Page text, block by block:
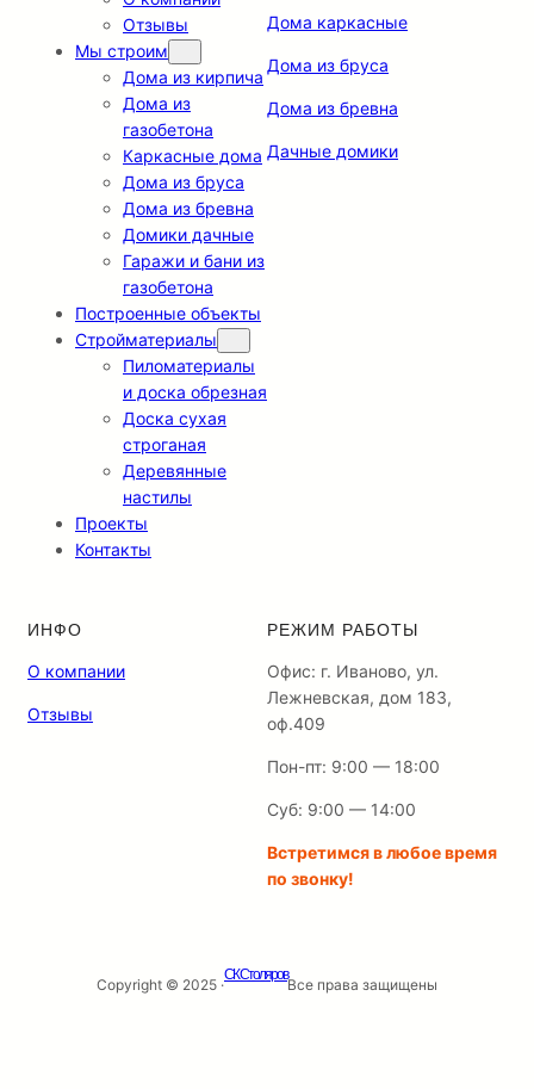
Отзывы
Мы строим
Дома из кирпича
Дома из
газобетона
Каркасные дома
Дома из бруса
Дома из бревна
Домики дачные
Гаражи и бани из
газобетона
Построенные объекты
Стройматериалы
Пиломатериалы
и доска обрезная
Доска сухая
строганая
Деревянные
настилы
Проекты
Контакты
Дома каркасные
Дома из бруса
Дома из бревна
Дачные домики
ИНФО
О компании
Отзывы
РЕЖИМ РАБОТЫ
Офис: г. Иваново, ул.
Лежневская, дом 183,
оф.409
Пон-пт: 9:00 — 18:00
Суб: 9:00 — 14:00
Встретимся в любое время
по звонку!
Copyright © 2025 ·
СК Столяров
Все права защищены